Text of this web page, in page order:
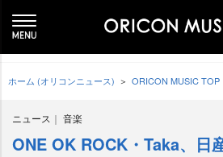
ホーム (オリコンニュース) ORICON MUSIC TOP
ニュース 音楽
ONE OK ROCK・Taka、日